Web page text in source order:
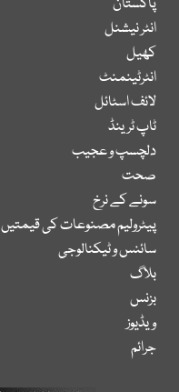
پاکستان
انٹر نیشنل
کھیل
انٹرٹینمنٹ
لائف اسٹائل
ٹاپ ٹرینڈ
دلچسپ و عجیب
صحت
سونے کے نرخ
پیٹرولیم مصنوعات کی قیمتیں
سائنس و ٹیکنالوجی
بلاگ
بزنس
ویڈیوز
جرائم